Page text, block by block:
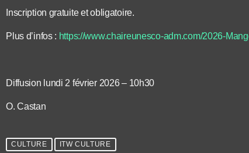
Inscription gratuite et obligatoire.
Plus d’infos : https://www.chaireunesco-adm.com/2026-
Diffusion lundi 2 février 2026 – 10h30
O. Castan
CULTURE ITW CULTURE